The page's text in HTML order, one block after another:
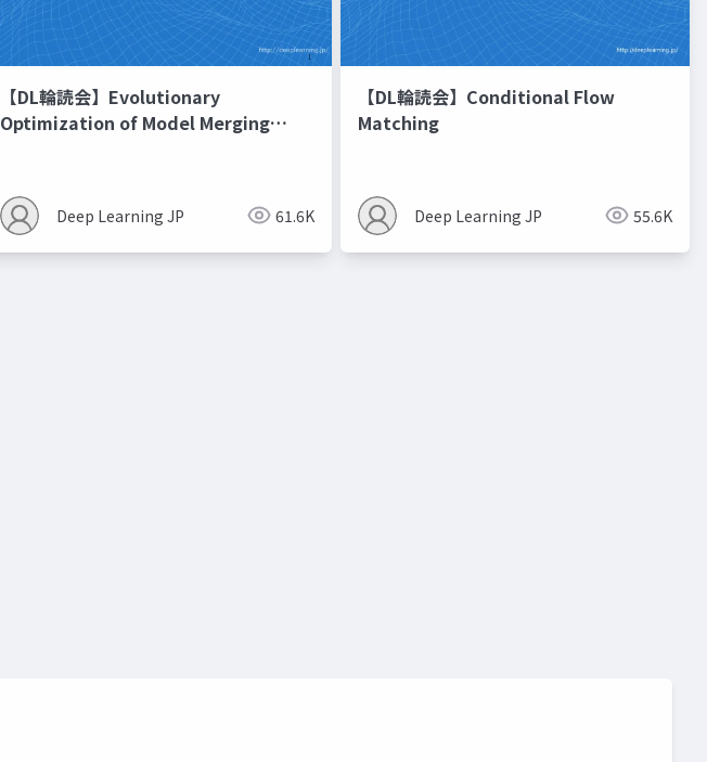
【DL輪読会】Evolutionary
Optimization of Model Merging
Deep Learning JP 61.6K
【DL輪読会】Conditional Flow
Matching
Deep Learning JP 55.6K